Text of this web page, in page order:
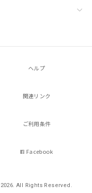
ヘルプ
関連リンク
ご利用条件
Facebook
All Rights Reserved.